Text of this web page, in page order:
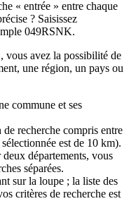
« entrée » entre chaque
? Saisissez
049RSNK.
vous avez la possibilité de
une région, un pays ou
commune et ses
recherche compris entre
est de 10 km).
départements, vous
séparées.
sur la loupe ; la liste des
critères de recherche est